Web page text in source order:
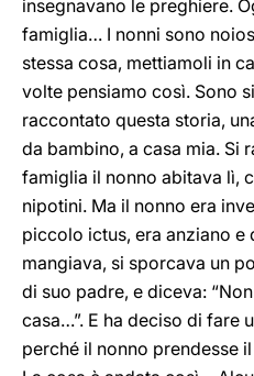
insegnavano le preghiere.
famiglia… I nonni sono
stessa cosa, mettiamoli in
volte pensiamo così. Sono
raccontato questa storia,
da bambino, a casa mia. Si
famiglia il nonno abitava lì,
nipotini. Ma il nonno era
piccolo ictus, era anziano e
mangiava, si sporcava un
di suo padre, e diceva:
casa…”. E ha deciso di fare
perché il nonno prendesse